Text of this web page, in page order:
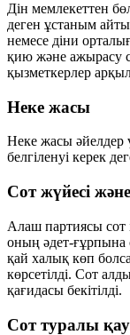
Дін мемлекеттен
деген ұстаным
немесе діни
қию және ажырасу
қызметкерлер
Неке жасы
Неке жасы әйелдер
белгіленуі керек
Сот жүйесі
Алаш партиясы сот
оның әдет-ғұрпына
қай халық көп
көрсетілді. Сот
қағидасы бекітілді.
Сот туралы